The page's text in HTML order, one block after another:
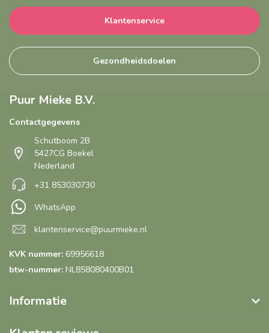
Klantenservice
Gezondheidsdoelen
Puur Mieke B.V.
Contactgegevens
Schutboom 2B
5427CG Boekel
Nederland
+31 853030730
WhatsApp
klantenservice@puurmieke.nl
KVK nummer: 69956618
btw-nummer: NL858080400B01
Informatie